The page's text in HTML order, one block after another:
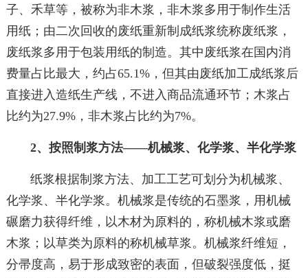
子、禾草等，被称为非木浆，非木浆多用于制作生活
用纸；由二次回收的废纸重新制成纸浆统称废纸浆，
废纸浆多用于包装用纸的制造。其中废纸浆在国内消
费量占比最大，约占65.1%，但其由废纸加工成纸浆后
直接进入造纸生产线，不进入商品流通环节；木浆占
比约为27.9%，非木浆占比约为7%。
2、按照制浆方法——机械浆、化学浆、半化学浆
纸浆根据制浆方法、加工工艺可划分为机械浆、
化学浆、半化学浆。机械浆是传统的石墨浆，用机械
碾磨力获得纤维，以木材为原料的，称机械木浆或磨
木浆；以草类为原料的称机械草浆。机械浆纤维短，
分帚度高，易于形成致密的表面，但破裂强度低，挺